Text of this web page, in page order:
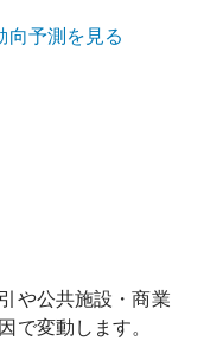
向予測を見る
や公共施設・商業
で変動します。